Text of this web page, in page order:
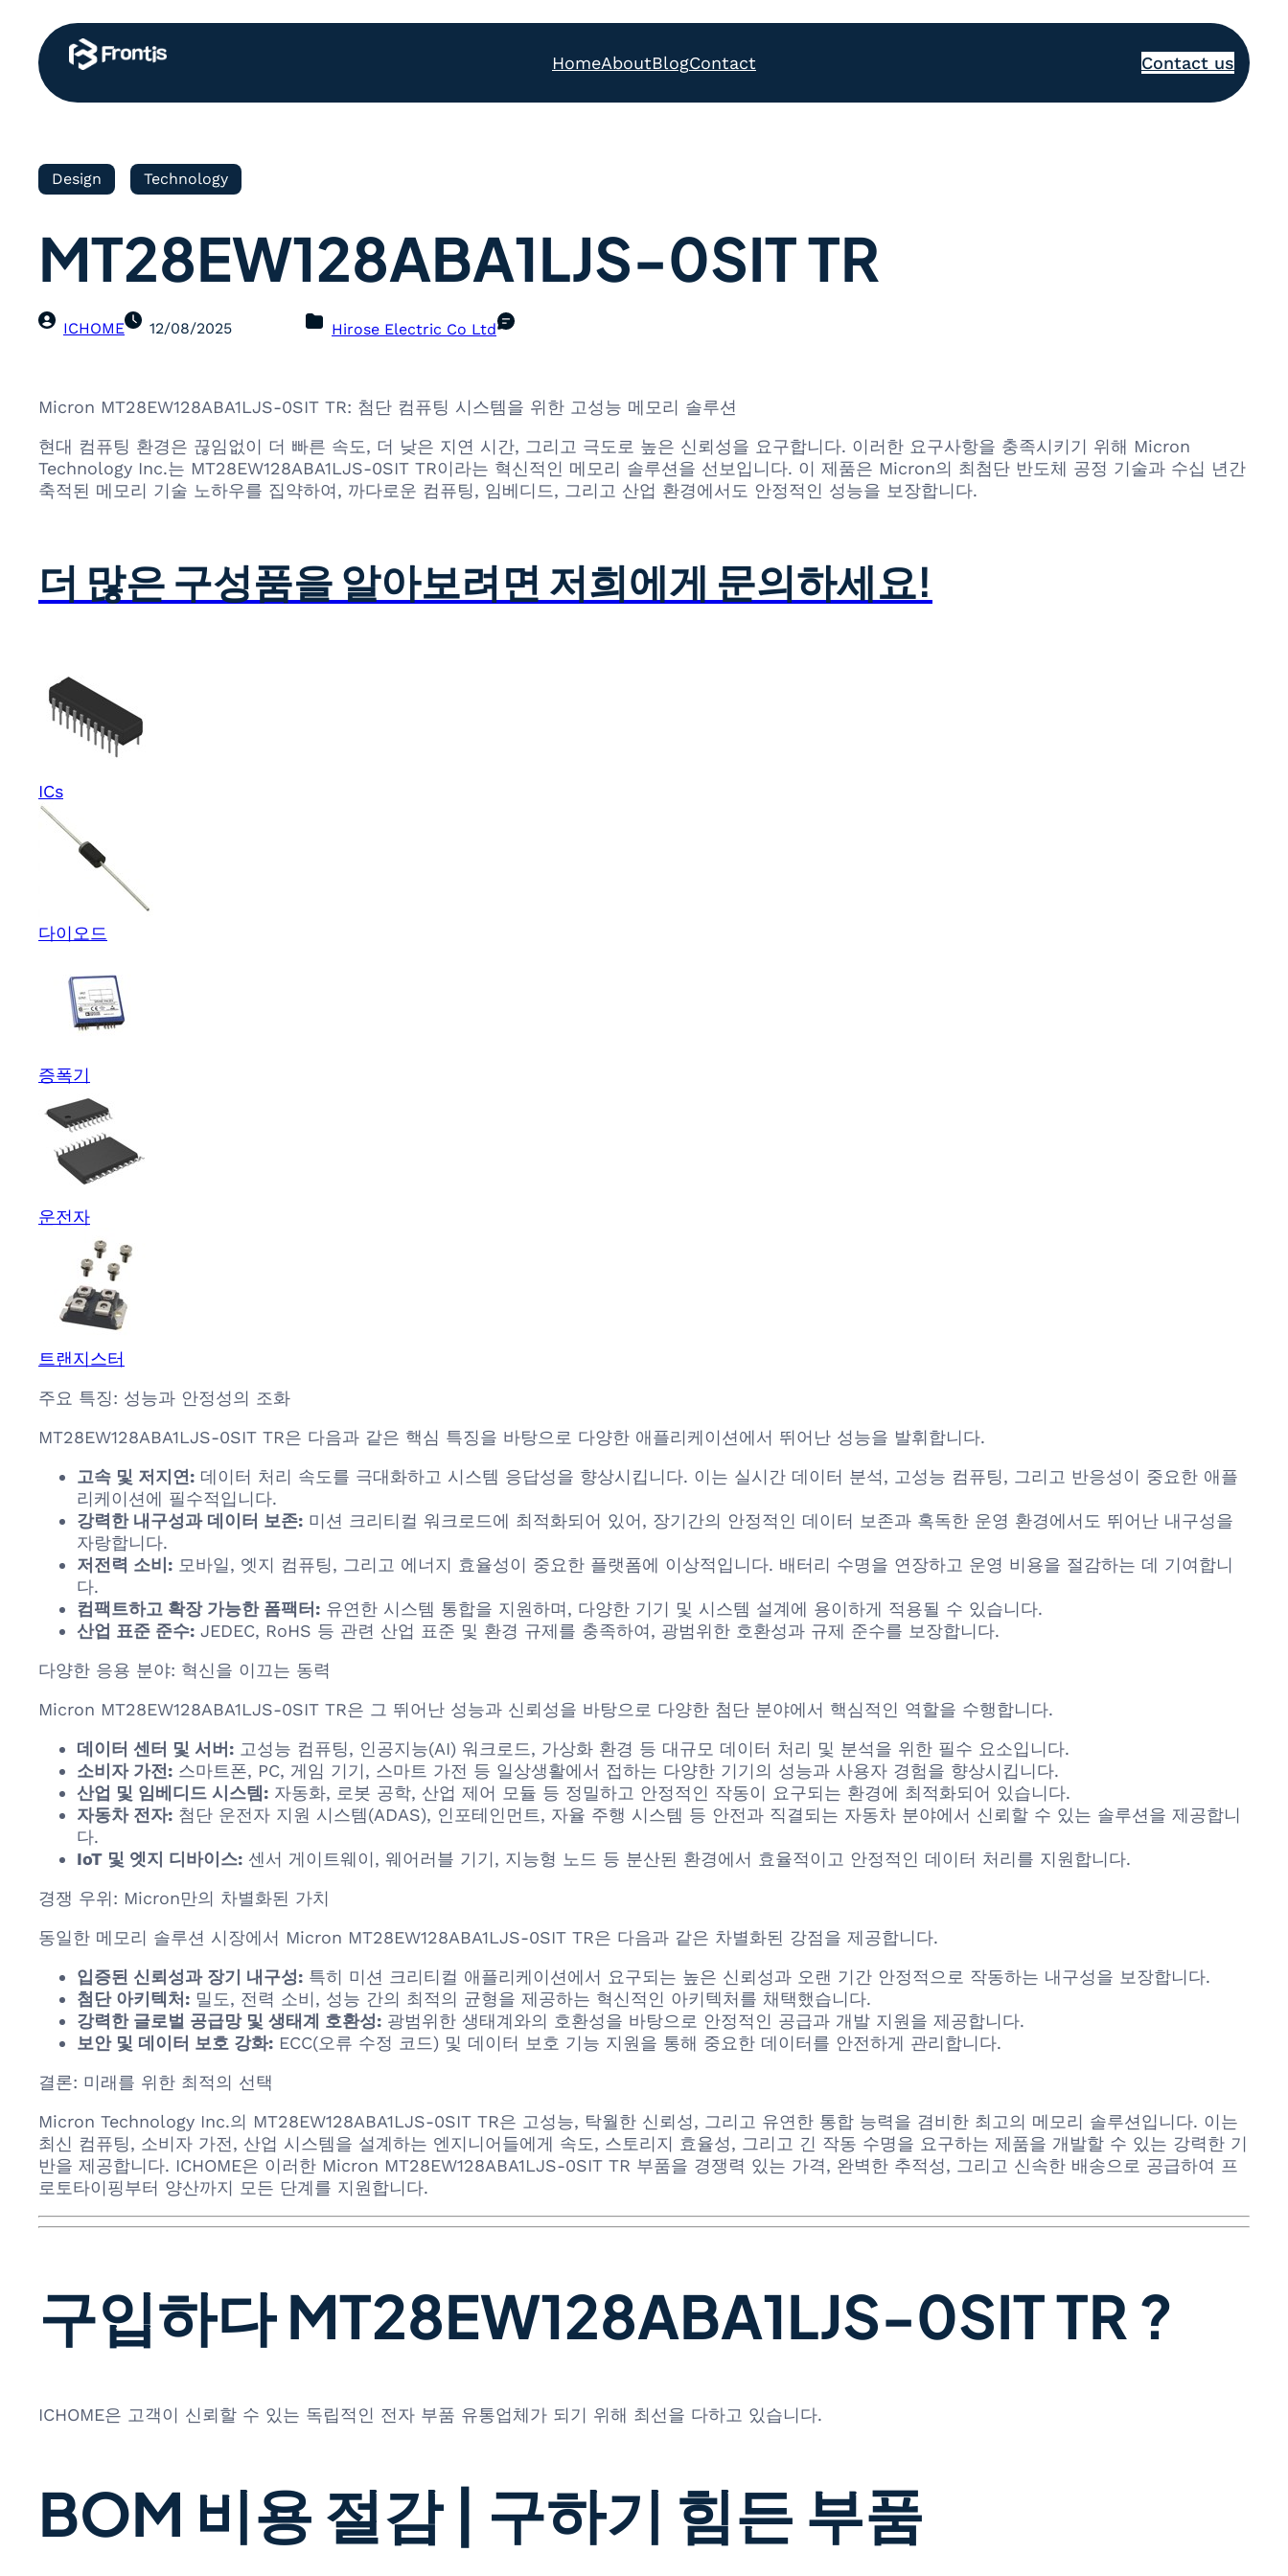
HomeAboutBlogContact Contact us
Design Technology
MT28EW128ABA1LJS-0SIT TR
ICHOME 12/08/2025 Hirose Electric Co Ltd
Micron MT28EW128ABA1LJS-0SIT TR: 첨단 컴퓨팅 시스템을 위한 고성능 메모리 솔루션
현대 컴퓨팅 환경은 끊임없이 더 빠른 속도, 더 낮은 지연 시간, 그리고 극도로 높은 신뢰성을 요구합니다. 이러한 요구사항을 충족시키기 위해 Micron
Technology Inc.는 MT28EW128ABA1LJS-0SIT TR이라는 혁신적인 메모리 솔루션을 선보입니다. 이 제품은 Micron의 최첨단 반도체 공정 기술과 수십 년간
축적된 메모리 기술 노하우를 집약하여, 까다로운 컴퓨팅, 임베디드, 그리고 산업 환경에서도 안정적인 성능을 보장합니다.
더 많은 구성품을 알아보려면 저희에게 문의하세요!
ICs
다이오드
증폭기
운전자
트랜지스터
주요 특징: 성능과 안정성의 조화
MT28EW128ABA1LJS-0SIT TR은 다음과 같은 핵심 특징을 바탕으로 다양한 애플리케이션에서 뛰어난 성능을 발휘합니다.
고속 및 저지연: 데이터 처리 속도를 극대화하고 시스템 응답성을 향상시킵니다. 이는 실시간 데이터 분석, 고성능 컴퓨팅, 그리고 반응성이 중요한 애플
리케이션에 필수적입니다.
강력한 내구성과 데이터 보존: 미션 크리티컬 워크로드에 최적화되어 있어, 장기간의 안정적인 데이터 보존과 혹독한 운영 환경에서도 뛰어난 내구성을
자랑합니다.
저전력 소비: 모바일, 엣지 컴퓨팅, 그리고 에너지 효율성이 중요한 플랫폼에 이상적입니다. 배터리 수명을 연장하고 운영 비용을 절감하는 데 기여합니
다.
컴팩트하고 확장 가능한 폼팩터: 유연한 시스템 통합을 지원하며, 다양한 기기 및 시스템 설계에 용이하게 적용될 수 있습니다.
산업 표준 준수: JEDEC, RoHS 등 관련 산업 표준 및 환경 규제를 충족하여, 광범위한 호환성과 규제 준수를 보장합니다.
다양한 응용 분야: 혁신을 이끄는 동력
Micron MT28EW128ABA1LJS-0SIT TR은 그 뛰어난 성능과 신뢰성을 바탕으로 다양한 첨단 분야에서 핵심적인 역할을 수행합니다.
데이터 센터 및 서버: 고성능 컴퓨팅, 인공지능(AI) 워크로드, 가상화 환경 등 대규모 데이터 처리 및 분석을 위한 필수 요소입니다.
소비자 가전: 스마트폰, PC, 게임 기기, 스마트 가전 등 일상생활에서 접하는 다양한 기기의 성능과 사용자 경험을 향상시킵니다.
산업 및 임베디드 시스템: 자동화, 로봇 공학, 산업 제어 모듈 등 정밀하고 안정적인 작동이 요구되는 환경에 최적화되어 있습니다.
자동차 전자: 첨단 운전자 지원 시스템(ADAS), 인포테인먼트, 자율 주행 시스템 등 안전과 직결되는 자동차 분야에서 신뢰할 수 있는 솔루션을 제공합니
다.
IoT 및 엣지 디바이스: 센서 게이트웨이, 웨어러블 기기, 지능형 노드 등 분산된 환경에서 효율적이고 안정적인 데이터 처리를 지원합니다.
경쟁 우위: Micron만의 차별화된 가치
동일한 메모리 솔루션 시장에서 Micron MT28EW128ABA1LJS-0SIT TR은 다음과 같은 차별화된 강점을 제공합니다.
입증된 신뢰성과 장기 내구성: 특히 미션 크리티컬 애플리케이션에서 요구되는 높은 신뢰성과 오랜 기간 안정적으로 작동하는 내구성을 보장합니다.
첨단 아키텍처: 밀도, 전력 소비, 성능 간의 최적의 균형을 제공하는 혁신적인 아키텍처를 채택했습니다.
강력한 글로벌 공급망 및 생태계 호환성: 광범위한 생태계와의 호환성을 바탕으로 안정적인 공급과 개발 지원을 제공합니다.
보안 및 데이터 보호 강화: ECC(오류 수정 코드) 및 데이터 보호 기능 지원을 통해 중요한 데이터를 안전하게 관리합니다.
결론: 미래를 위한 최적의 선택
Micron Technology Inc.의 MT28EW128ABA1LJS-0SIT TR은 고성능, 탁월한 신뢰성, 그리고 유연한 통합 능력을 겸비한 최고의 메모리 솔루션입니다. 이는
최신 컴퓨팅, 소비자 가전, 산업 시스템을 설계하는 엔지니어들에게 속도, 스토리지 효율성, 그리고 긴 작동 수명을 요구하는 제품을 개발할 수 있는 강력한 기
반을 제공합니다. ICHOME은 이러한 Micron MT28EW128ABA1LJS-0SIT TR 부품을 경쟁력 있는 가격, 완벽한 추적성, 그리고 신속한 배송으로 공급하여 프
로토타이핑부터 양산까지 모든 단계를 지원합니다.
구입하다 MT28EW128ABA1LJS-0SIT TR ?
ICHOME은 고객이 신뢰할 수 있는 독립적인 전자 부품 유통업체가 되기 위해 최선을 다하고 있습니다.
BOM 비용 절감 | 구하기 힘든 부품